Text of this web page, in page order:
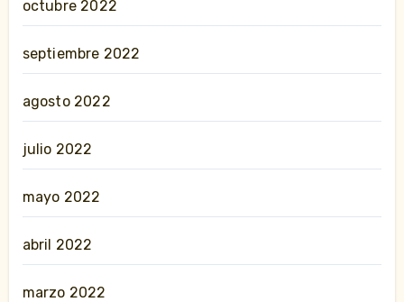
octubre 2022
septiembre 2022
agosto 2022
julio 2022
mayo 2022
abril 2022
marzo 2022